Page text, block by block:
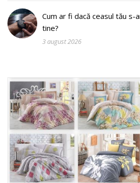
Cum ar fi dacă ceasul tău s-
tine?
3 august 2026